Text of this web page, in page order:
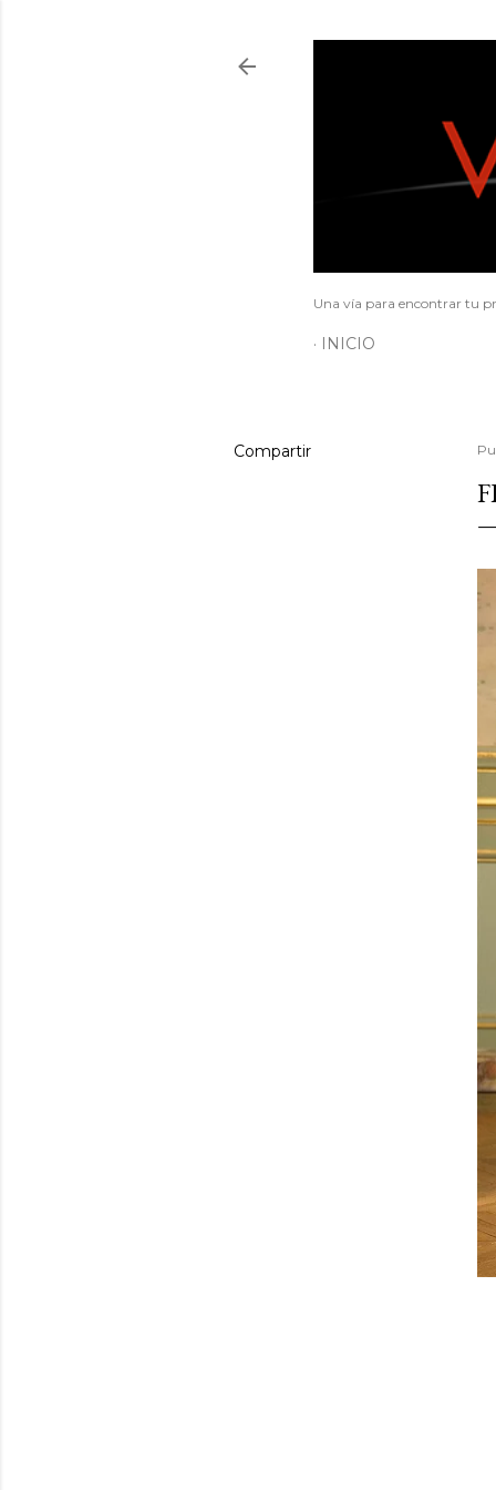
Una vía para encontrar tu
INICIO
Compartir